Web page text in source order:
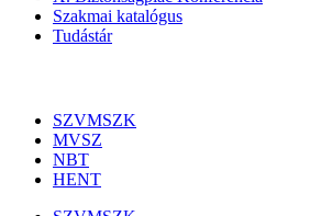
Szakmai katalógus
Tudástár
SZVMSZK
MVSZ
NBT
HENT